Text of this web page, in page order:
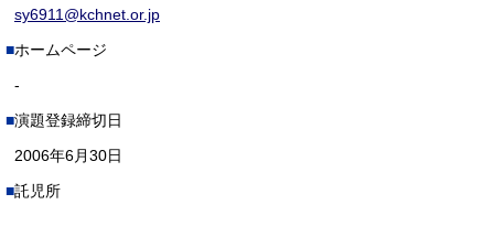
sy6911@kchnet.or.jp
ホームページ
-
演題登録締切日
2006年6月30日
託児所